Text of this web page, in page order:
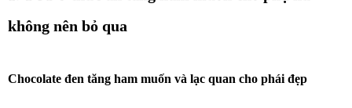
không nên bỏ qua
Chocolate đen tăng ham muốn và lạc quan cho phái đẹp